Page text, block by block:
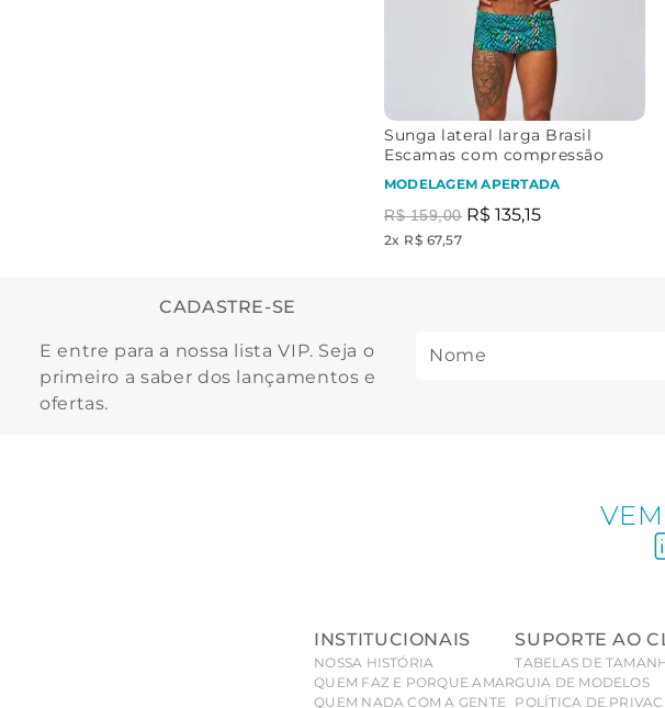
Sunga lateral larga Brasil
Escamas com compressão
MODELAGEM APERTADA
R$ 159,00 R$ 135,15
2x R$ 67,57
CADASTRE-SE
E entre para a nossa lista VIP. Seja o
primeiro a saber dos lançamentos e
ofertas.
INSTITUCIONAIS
NOSSA HISTÓRIA
QUEM FAZ E PORQUE AMAR
QUEM NADA COM A GENTE
SUPORTE AO
TABELAS DE
GUIA DE MODELOS
POLÍTICA DE